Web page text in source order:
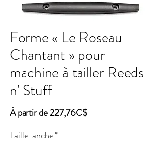
Forme « Le Roseau
Chantant » pour
machine à tailler Reeds
n' Stuff
À partir de227,76C$Prix
Taille-anche*